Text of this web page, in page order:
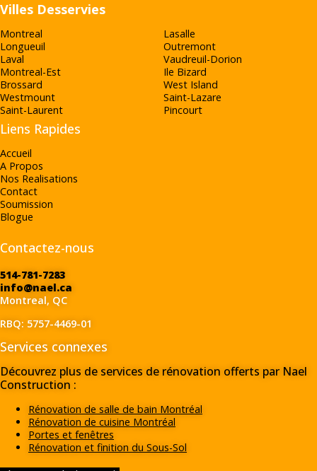
Villes Desservies
Montreal
Longueuil
Laval
Montreal-Est
Brossard
Westmount
Saint-Laurent
Lasalle
Outremont
Vaudreuil-Dorion
Ile Bizard
West Island
Saint-Lazare
Pincourt
Liens Rapides
Accueil
A Propos
Nos Realisations
Contact
Soumission
Blogue
Contactez-nous
514-781-7283
info@nael.ca
Montreal, QC
RBQ: 5757-4469-01
Services connexes
Découvrez plus de services de rénovation offerts par Nael
Construction :
Rénovation de salle de bain Montréal
Rénovation de cuisine Montréal
Portes et fenêtres
Rénovation et finition du Sous-Sol